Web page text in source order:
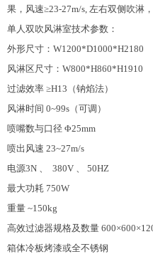
果，风速≥23-27m/s, 左右双侧吹淋
单人双吹风淋室技术参数：
外形尺寸：W1200*D1000*H2180
风淋区尺寸：W800*H860*H1910
过滤效率 ≥H13（钠焰法）
风淋时间 0~99s（可调）
喷嘴数与口径 Φ25mm
喷出风速 23~27m/s
电源3N 、 380V 、 50HZ
最大功耗 750W
重量 ~150kg
高效过滤器规格及数量
箱体冷板烤漆或全不锈钢